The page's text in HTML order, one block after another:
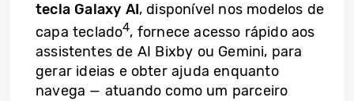
tecla Galaxy AI, disponível nos modelos de
capa teclado4, fornece acesso rápido aos
assistentes de AI Bixby ou Gemini, para
gerar ideias e obter ajuda enquanto
navega — atuando como um parceiro